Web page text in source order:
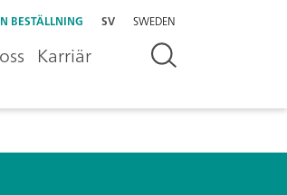
BESTÄLLNING SV SWEDEN
Karriär